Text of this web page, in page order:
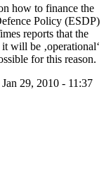
how to finance the
Policy (ESDP)
reports that the
will be ‚operational‘
for this reason.
29, 2010 - 11:37